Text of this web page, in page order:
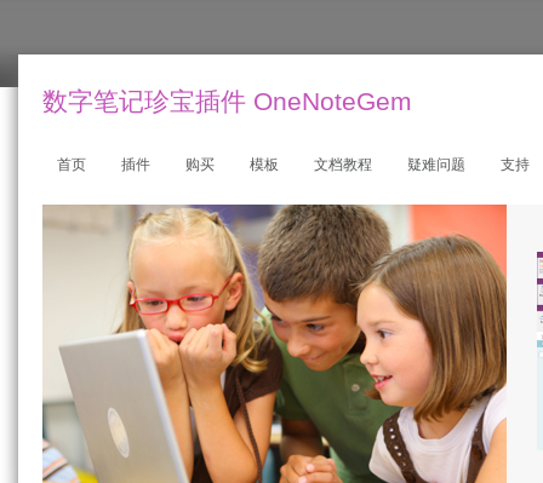
数字笔记珍宝插件 OneNoteGem
首页 插件 购买 模板 文档教程 疑难问题 支持